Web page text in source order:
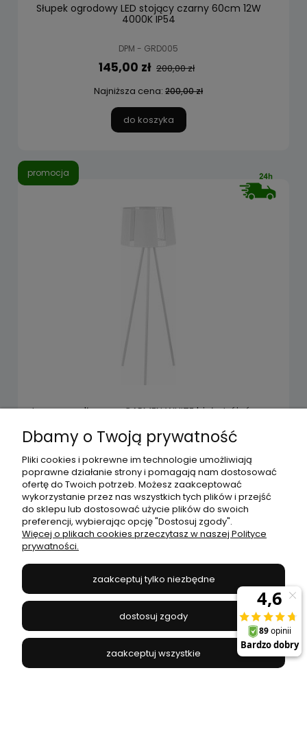
Słupek ogrodowy LED stojący czarny 60cm 12W
4000K IP54
DPM - GRD005
145,00 zł 200,00 zł
Najniższa cena: 200,00 zł
do koszyka
Lampa podłogowa CARMEN WHITE biała trójnóg z
246,96 zł 343,00 zł
Najniższa cena:246,96 zł
promocja
Dbamy o Twoją prywatność
Pliki cookies i pokrewne im technologie umożliwiają
poprawne działanie strony i pomagają nam dostosować
ofertę do Twoich potrzeb. Możesz zaakceptować
wykorzystanie przez nas wszystkich tych plików i przejść
do sklepu lub dostosować użycie plików do swoich
preferencji, wybierając opcję "Dostosuj zgody".
Więcej o plikach cookies przeczytasz w naszej Polityce
prywatności.
zaakceptuj tylko niezbędne
dostosuj zgody
zaakceptuj wszystkie